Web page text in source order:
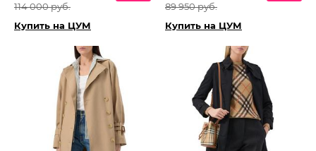
114 000 руб.
Купить на ЦУМ
89 950 руб.
Купить на ЦУМ